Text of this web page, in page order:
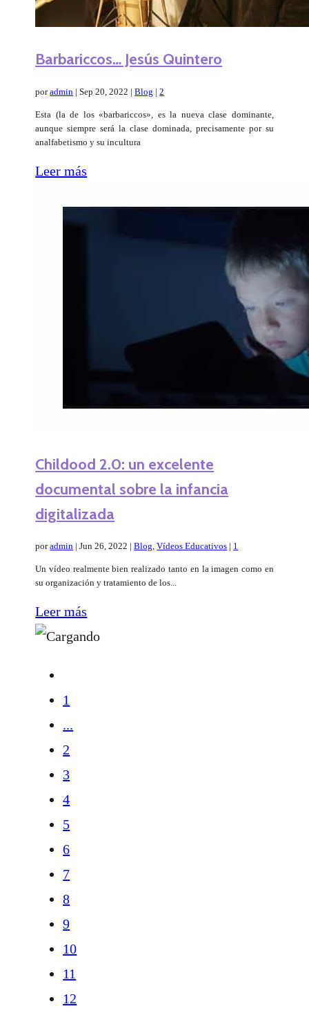
Barbariccos… Jesús Quintero
poradmin |Sep 20, 2022 |Blog |2
Esta (la de los «barbariccos», es la nueva clase dominante,
aunque siempre será la clase dominada, precisamente por su
analfabetismo y su incultura
Leer más
Childood 2.0: un excelente
documental sobre la infancia
digitalizada
poradmin |Jun 26, 2022 |Blog,Vídeos Educativos | 1
Un vídeo realmente bien realizado tanto en la imagen como en
su organización y tratamiento de los...
Leer más
1
...
2
3
4
5
6
7
8
9
10
11
12